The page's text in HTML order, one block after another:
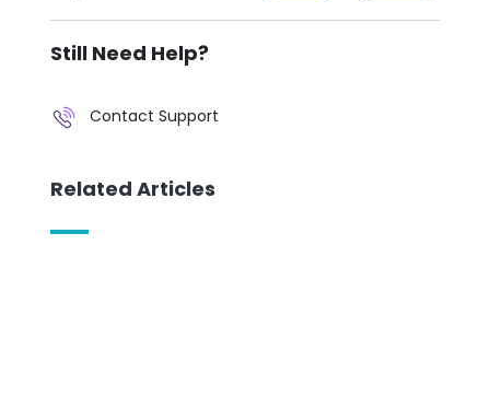
Still Need Help?
Contact Support
Related Articles